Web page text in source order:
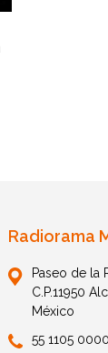
Radiorama
Paseo de la
C.P.11950
México
55 1105 0000